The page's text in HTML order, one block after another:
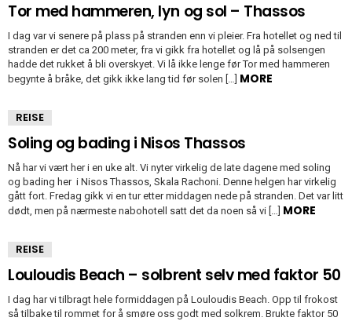
Tor med hammeren, lyn og sol – Thassos
I dag var vi senere på plass på stranden enn vi pleier. Fra hotellet og ned til
stranden er det ca 200 meter, fra vi gikk fra hotellet og lå på solsengen
hadde det rukket å bli overskyet. Vi lå ikke lenge før Tor med hammeren
begynte å bråke, det gikk ikke lang tid før solen […] MORE
REISE
Soling og bading i Nisos Thassos
Nå har vi vært her i en uke alt. Vi nyter virkelig de late dagene med soling
og bading her i Nisos Thassos, Skala Rachoni. Denne helgen har virkelig
gått fort. Fredag gikk vi en tur etter middagen nede på stranden. Det var litt
dødt, men på nærmeste nabohotell satt det da noen så vi […] MORE
REISE
Louloudis Beach – solbrent selv med faktor 50
I dag har vi tilbragt hele formiddagen på Louloudis Beach. Opp til frokost
så tilbake til rommet for å smøre oss godt med solkrem. Brukte faktor 50